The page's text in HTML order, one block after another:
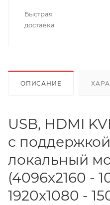
Быстрая
доставка
ОПИСАНИЕ
USB, HDMI
с
локальный
(4096x2160 -
1920x1080 -